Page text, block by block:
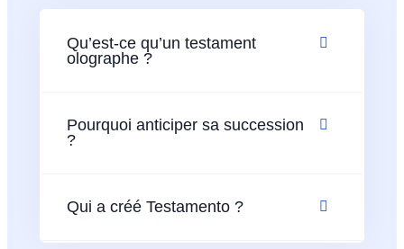
Qu’est-ce qu’un testament
olographe ?
Pourquoi anticiper sa succession
?
Qui a créé Testamento ?